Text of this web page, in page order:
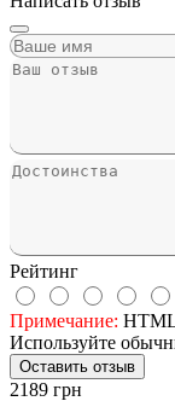
Рейтинг
Примечание: HTML
Используйте
Оставить отзыв
2189 грн